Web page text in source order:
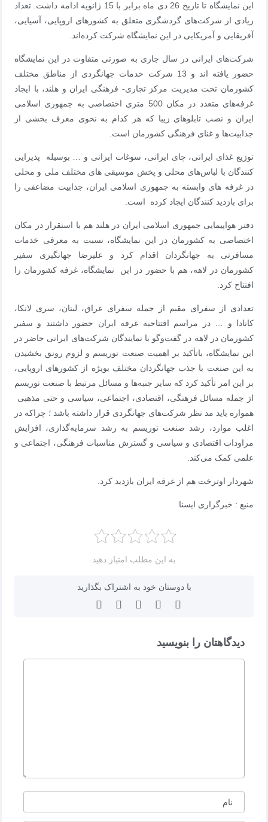
این نمایشگاه تا تاریخ 26 دی ماه برابر با 15 ژانویه ادامه داشت. تعداد
زیادی از شرکت‌های گردشگری متعلق به کشورهای اروپایی، آسیایی،
آفریقایی و آمریکایی در این نمایشگاه شرکت کرده‌اند.
شرکت‌های ایرانی در سال جاری به صورتی متفاوت در این نمایشگاه
حضور یافته اند و 13 شرکت خدمات جهانگردی از مناطق مختلف
کشورمان تحت مدیریت مرکز تجاری- فرهنگی ایران و هلند، با ایجاد
غرفه‌های متعدد در مکان 500 متری اختصاصی به جمهوری اسلامی
ایران و نصب تابلوهای زیبا که هر کدام به نحوی معرف بخشی از
جذابیت‌ها و غنای فرهنگی کشورمان است.
توزیع غذای ایرانی، چای ایرانی، سوغات ایرانی و … بوسیله پذیرایی
کنندگان با لباس‌های محلی و پخش موسیقی های مختلف ملی و محلی
در غرفه های وابسته به جمهوری اسلامی ایران، جذابیت مضاعفی را
برای بازدید کنندگان ایجاد کرده است.
دفتر هواپیمایی جمهوری اسلامی ایران در هلند هم با استقرار در مکان
اختصاصی به کشورمان در این نمایشگاه، نسبت به معرفی خدمات
مسافرتی به جهانگردان اقدام کرد و علیرضا جهانگیری سفیر
کشورمان در لاهه، هم با حضور در این نمایشگاه، غرفه کشورمان را
افتتاح کرد.
تعدادی از سفرای مقیم از جمله سفرای عراق، لبنان، سری لانکا،
کانادا و … در مراسم افتتاحیه غرفه ایران حضور داشتند و سفیر
کشورمان در لاهه در گفت‌وگو با نمایندگان شرکت‌های ایرانی حاضر در
این نمایشگاه، باتأکید بر اهمیت صنعت توریسم و لزوم رونق بخشیدن
به این صنعت با جذب جهانگردان مختلف بویژه از کشورهای اروپایی،
بر این امر تأکید کرد که سایر جنبه‌ها و مسائل مرتبط با صنعت توریسم
از جمله مسائل فرهنگی، اقتصادی، اجتماعی، سیاسی و حتی مذهبی
همواره باید مد نظر شرکت‌های جهانگردی قرار داشته باشد ؛ چراکه در
اغلب موارد، رشد صنعت توریسم به رشد سرمایه‌گذاری، افزایش
مراودات اقتصادی و سیاسی و گسترش مناسبات فرهنگی، اجتماعی و
علمی کمک می‌کند.
شهردار اوترخت هم از غرفه ایران بازدید کرد.
منبع : خبرگزاری ایسنا
به این مطلب امتیاز دهید
با دوستان خود به اشتراک بگذارید
دیدگاهتان را بنویسید
نام